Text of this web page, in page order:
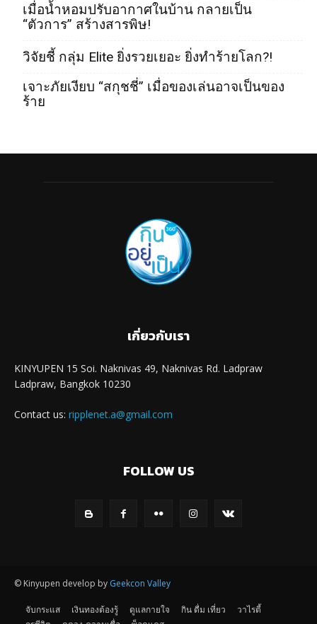
เมื่อน้ำหอมปรับอากาศในบ้าน กลายเป็น
“ตัวการ” สร้างสารพิษ!
วิจัยชี้ กลุ่ม Elite ยิ่งรวยเยอะ ยิ่งทำร้ายโลก?!
เจาะภัยเงียบ “สกุชชี่” เมื่อของเล่นอาจเป็นของ
ร้าย
เกี่ยวกับเรา
KINYUPEN 15 Soi. Naknivas 49, Naknivas Rd. Ladpraw
Ladpraw, Bangkok 10230
Contact us: ripplenet.a@gmail.com
FOLLOW US
© Kinyupen develop by Geekcon Valley
จับกระแส เงินทองต้องรู้ ดูแลกายใจ กิน ดื่ม เที่ยว
วาไรตี้